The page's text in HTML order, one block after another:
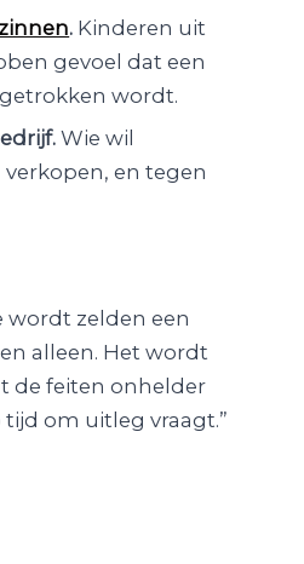
. Kinderen uit
gevoel dat een
wordt.
Wie wil
en tegen
wordt zelden een
alleen. Het wordt
de feiten onhelder
om uitleg vraagt.”